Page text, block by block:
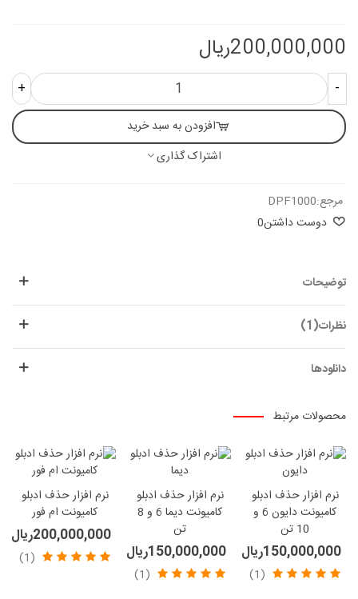
200,000,000ریال
-
+
افزودن به سبد خرید
اشتراک گذاری
مرجع:DPF1000
دوست داشتن0
توضیحات
نظرات(1)
دانلودها
محصولات مرتبط
نرم افزار حذف ادبلو
کامیونت دایون 6 و
10 تن
150,000,000ریال
(1)
نرم افزار حذف ادبلو
کامیونت دیما 6 و 8
تن
150,000,000ریال
(1)
نرم افزار حذف ادبلو
کامیونت ام فور
200,000,000ریال
(1)